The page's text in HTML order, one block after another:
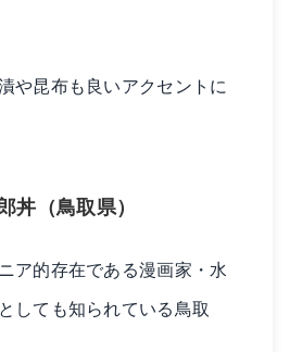
や昆布も良いアクセントに
丼（鳥取県）
ア的存在である漫画家・水
しても知られている鳥取